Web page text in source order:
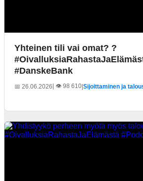
Yhteinen tili vai omat? ?
#DanskeBank
📅 26.06.2026| 👁️ 98 610 Sijoittaminen ja